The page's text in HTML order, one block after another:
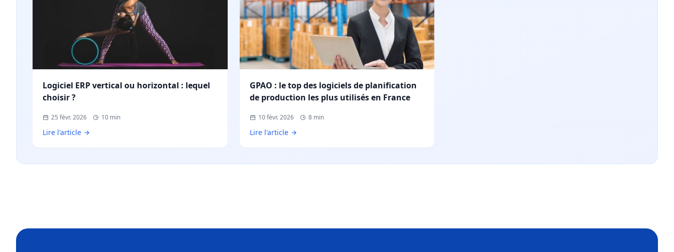
Logiciel ERP vertical ou horizontal : lequel
choisir ?
25 févr. 2026 10 min
Lire l'article
GPAO : le top des logiciels de planification
de production les plus utilisés en France
10 févr. 2026 8 min
Lire l'article